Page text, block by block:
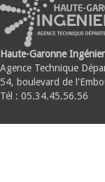
Haute-Garonne
Agence Technique
54, boulevard de
Tél : 05.34.45.56.56